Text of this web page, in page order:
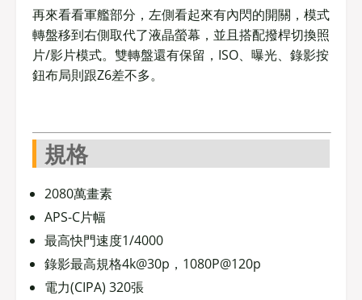
再來看看軍艦部分，左側看起來有內閃的開關，模式
轉盤移到右側取代了液晶螢幕，並且搭配撥桿切換照
片/影片模式。雙轉盤還有保留，ISO、曝光、錄影按
鈕布局則跟Z6差不多。
規格
2080萬畫素
APS-C片幅
最高快門速度1/4000
錄影最高規格4k@30p，1080P@120p
電力(CIPA) 320張